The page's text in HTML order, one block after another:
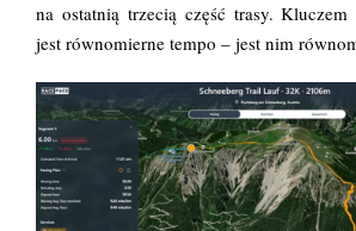
na ostatnią trzecią część trasy.
jest równomierne tempo – jest nim